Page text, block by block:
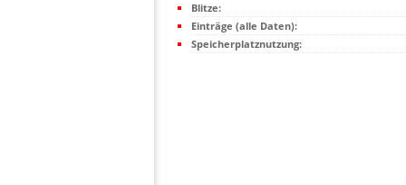
Blitze:
Einträge (alle Daten):
Speicherplatznutzung: